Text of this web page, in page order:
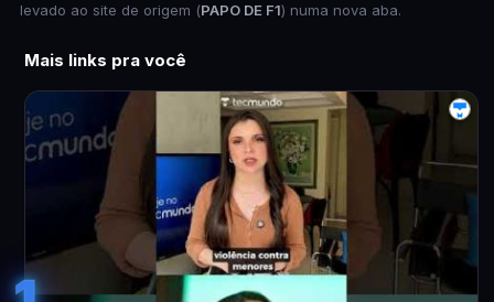
levado ao site de origem (PAPO DE F1) numa nova aba.
Mais links pra você